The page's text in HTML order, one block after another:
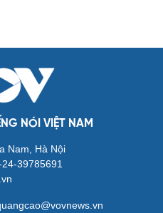
NÓI VIỆT NAM
Nam, Hà Nội
39785691